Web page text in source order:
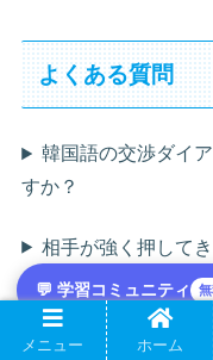
よくある質問
韓国語の交渉ダイ
すか？
相手が強く押して
その場で決められ
💬 学習コミュニティ
メニュー ホーム